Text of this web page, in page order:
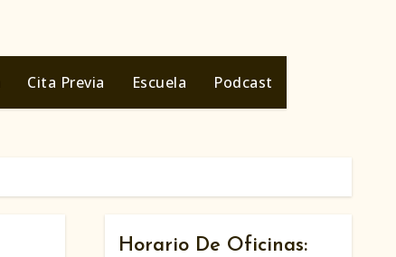
Cita Previa Escuela Podcast
Horario De Oficinas: